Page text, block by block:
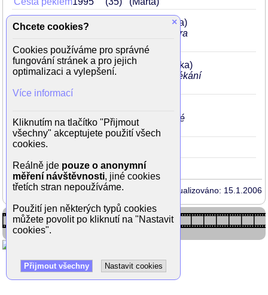
Nahota na prodej1993
(Eva)
v milostné scéně předvede hezky ňadra
vsedě na Egonovi
Tankový prapor1991 Lots 31
(Lizetka)
Dannyho chladná přítelkyně, při převlékání
je zabrána nahá v zrcadle
hezky a dlouho se předvede v milostné
scéně s Danem
Rodáci1988
Aktualizováno: 15.1.2006
×
Chcete cookies?
Cookies používáme pro správné
fungování stránek a pro jejich
optimalizaci a vylepšení.
Více informací
Kliknutím na tlačítko "Přijmout
všechny" akceptujete použití všech
cookies.
Reálně jde pouze o anonymní
měření návštěvnosti, jiné cookies
třetích stran nepoužíváme.
Použití jen některých typů cookies
můžete povolit po kliknutí na "Nastavit
cookies".
Přijmout všechny Nastavit cookies